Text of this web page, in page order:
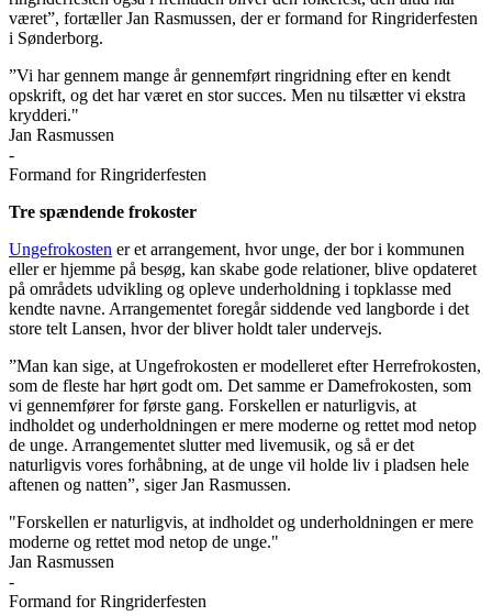
været”, fortæller Jan Rasmussen, der er formand for Ringriderfesten
i Sønderborg.
”Vi har gennem mange år gennemført ringridning efter en kendt
opskrift, og det har været en stor succes. Men nu tilsætter vi ekstra
krydderi."
Jan Rasmussen
-
Formand for Ringriderfesten
Tre spændende frokoster
Ungefrokosten er et arrangement, hvor unge, der bor i kommunen
eller er hjemme på besøg, kan skabe gode relationer, blive opdateret
på områdets udvikling og opleve underholdning i topklasse med
kendte navne. Arrangementet foregår siddende ved langborde i det
store telt Lansen, hvor der bliver holdt taler undervejs.
”Man kan sige, at Ungefrokosten er modelleret efter Herrefrokosten,
som de fleste har hørt godt om. Det samme er Damefrokosten, som
vi gennemfører for første gang. Forskellen er naturligvis, at
indholdet og underholdningen er mere moderne og rettet mod netop
de unge. Arrangementet slutter med livemusik, og så er det
naturligvis vores forhåbning, at de unge vil holde liv i pladsen hele
aftenen og natten”, siger Jan Rasmussen.
"Forskellen er naturligvis, at indholdet og underholdningen er mere
moderne og rettet mod netop de unge."
Jan Rasmussen
-
Formand for Ringriderfesten